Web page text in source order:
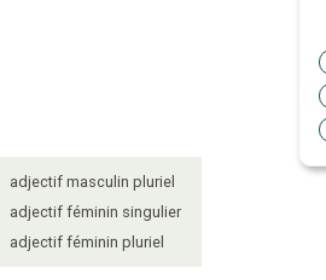
adjectif masculin pluriel
adjectif féminin singulier
adjectif féminin pluriel